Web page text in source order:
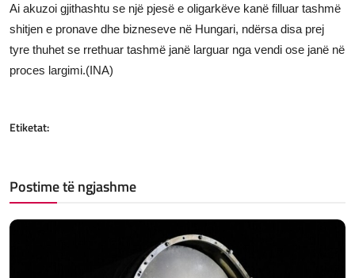
Ai akuzoi gjithashtu se një pjesë e oligarkëve kanë filluar tashmë
shitjen e pronave dhe bizneseve në Hungari, ndërsa disa prej
tyre thuhet se rrethuar tashmë janë larguar nga vendi ose janë në
proces largimi.(INA)
Etiketat:
Postime të ngjashme